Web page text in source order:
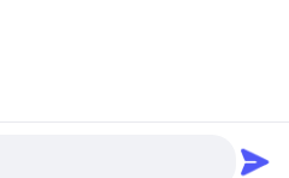
Co., Ltd. All Rights